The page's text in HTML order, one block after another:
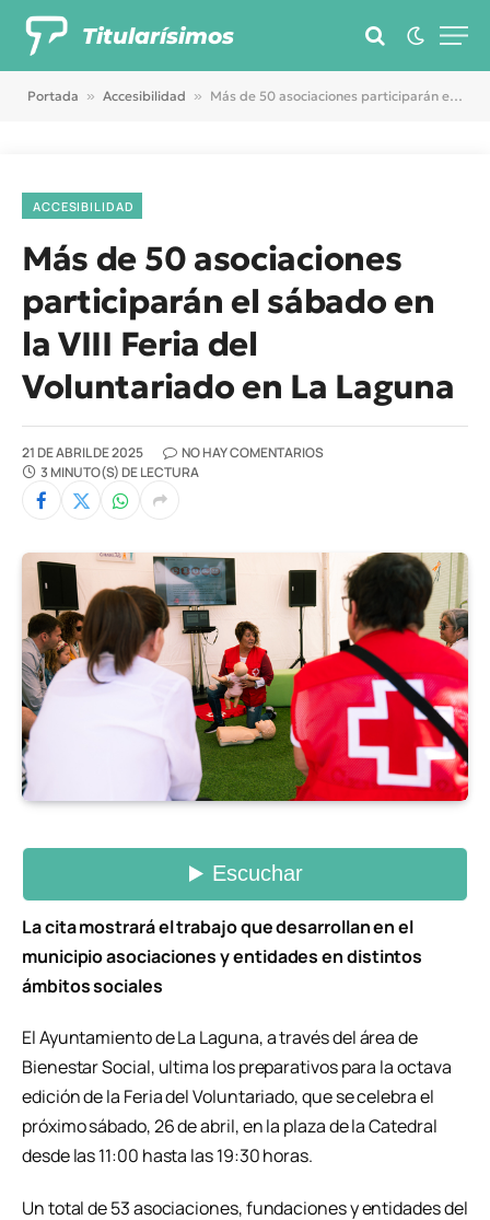
Titularísimos
Portada » Accesibilidad » Más de 50 asociaciones participarán el sábado en la VIII Feria del Voluntariado en La Laguna
ACCESIBILIDAD
Más de 50 asociaciones
participarán el sábado en
la VIII Feria del
Voluntariado en La Laguna
21 DE ABRIL DE 2025
NO HAY COMENTARIOS
3 MINUTO(S) DE LECTURA
La cita mostrará el trabajo que desarrollan en el
municipio asociaciones y entidades en distintos
ámbitos sociales
El Ayuntamiento de La Laguna, a través del área de
Bienestar Social, ultima los preparativos para la octava
edición de la Feria del Voluntariado, que se celebra el
próximo sábado, 26 de abril, en la plaza de la Catedral
desde las 11:00 hasta las 19:30 horas.
Un total de 53 asociaciones, fundaciones y entidades del